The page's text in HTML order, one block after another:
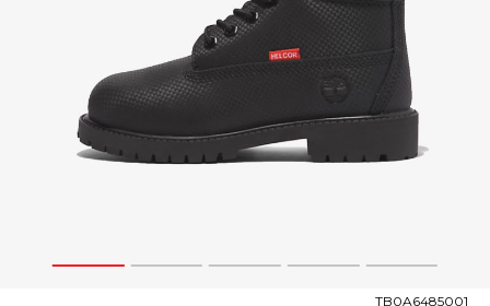
1 2 3 4 5
TB0A6485001